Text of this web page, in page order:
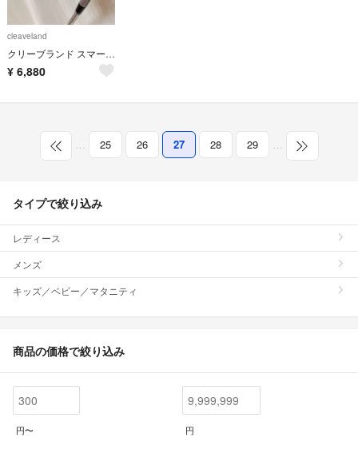
cleaveland
クリーブランド スマートソール ウェッジ
¥ 6,880
… 25 26 27 28 29 …
タイプで絞り込み
レディース
メンズ
キッズ／ベビー／マタニティ
商品の価格で絞り込み
円〜 円